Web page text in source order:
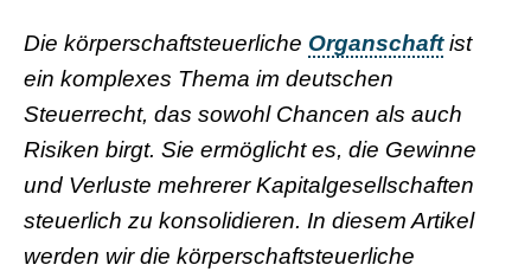
Die körperschaftsteuerliche Organschaftist
ein komplexes Thema im deutschen
Steuerrecht, das sowohl Chancen als auch
Risiken birgt. Sie ermöglicht es, die Gewinne
und Verluste mehrerer Kapitalgesellschaften
steuerlich zu konsolidieren. In diesem Artikel
werden wir die körperschaftsteuerliche